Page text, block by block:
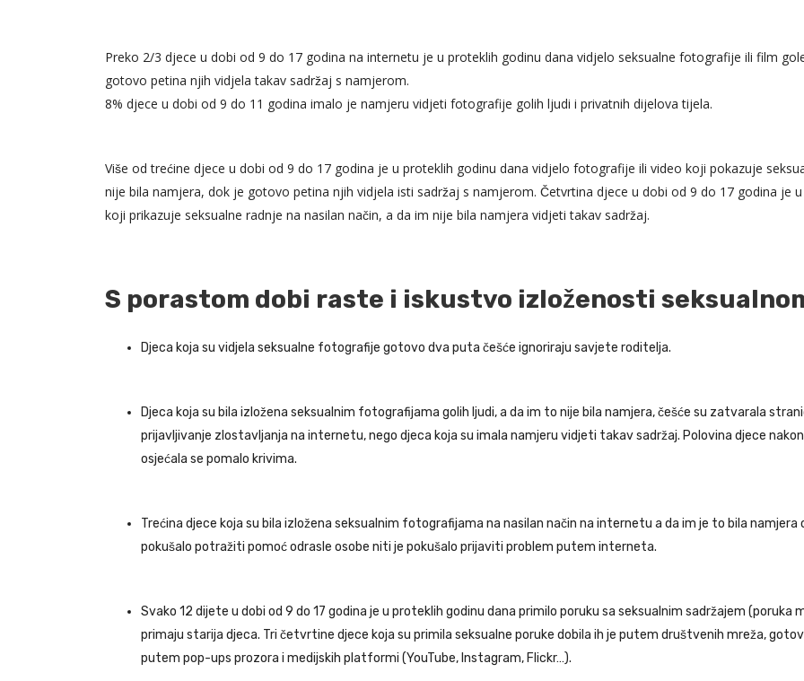
Preko 2/3 djece u dobi od 9 do 17 godina na internetu je u proteklih godinu dana vidjelo seksualne fotografije ili film
gotovo petina njih vidjela takav sadržaj s namjerom.
8% djece u dobi od 9 do 11 godina imalo je namjeru vidjeti fotografije golih ljudi i privatnih dijelova tijela.
Više od trećine djece u dobi od 9 do 17 godina je u proteklih godinu dana vidjelo fotografije ili video koji pokazuje
nije bila namjera, dok je gotovo petina njih vidjela isti sadržaj s namjerom. Četvrtina djece u dobi od 9 do 17 godina je
koji prikazuje seksualne radnje na nasilan način, a da im nije bila namjera vidjeti takav sadržaj.
S porastom dobi raste i iskustvo izloženosti
Djeca koja su vidjela seksualne fotografije gotovo dva puta češće ignoriraju savjete roditelja.
Djeca koja su bila izložena seksualnim fotografijama golih ljudi, a da im to nije bila namjera, češće su zatvarala
prijavljivanje zlostavljanja na internetu, nego djeca koja su imala namjeru vidjeti takav sadržaj. Polovina djece
osjećala se pomalo krivima.
Trećina djece koja su bila izložena seksualnim fotografijama na nasilan način na internetu a da im je to bila
pokušalo potražiti pomoć odrasle osobe niti je pokušalo prijaviti problem putem interneta.
Svako 12 dijete u dobi od 9 do 17 godina je u proteklih godinu dana primilo poruku sa seksualnim sadržajem (poruka
primaju starija djeca. Tri četvrtine djece koja su primila seksualne poruke dobila ih je putem društvenih mreža,
putem pop-ups prozora i medijskih platformi (YouTube, Instagram, Flickr…).